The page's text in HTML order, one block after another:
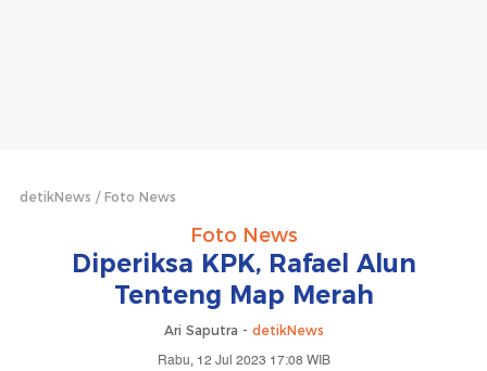
detikNews Foto News
Foto News
Diperiksa KPK, Rafael Alun
Tenteng Map Merah
Ari Saputra - detikNews
Rabu, 12 Jul 2023 17:08 WIB